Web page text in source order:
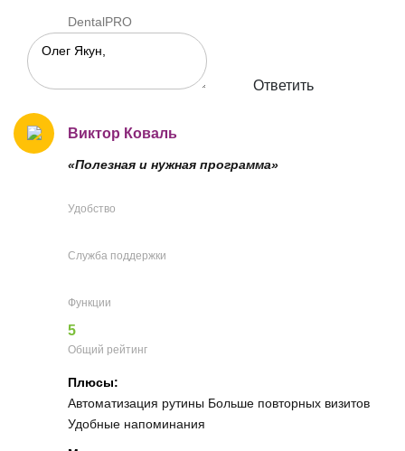
DentalPRO
Ответить
Виктор Коваль
«Полезная и нужная программа»
Удобство
Служба поддержки
Функции
5
Общий рейтинг
Плюсы:
Автоматизация рутины Больше повторных визитов
Удобные напоминания